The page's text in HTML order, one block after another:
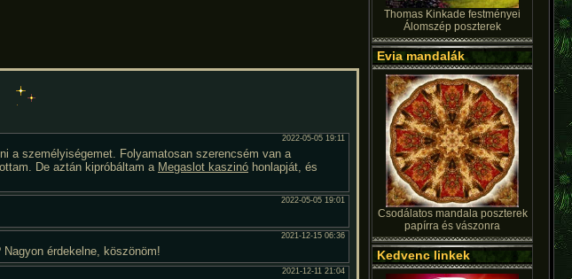
Thomas Kinkade festményei
Álomszép poszterek
Evia mandalák
Csodálatos mandala poszterek
papírra és vászonra
Kedvenc linkek